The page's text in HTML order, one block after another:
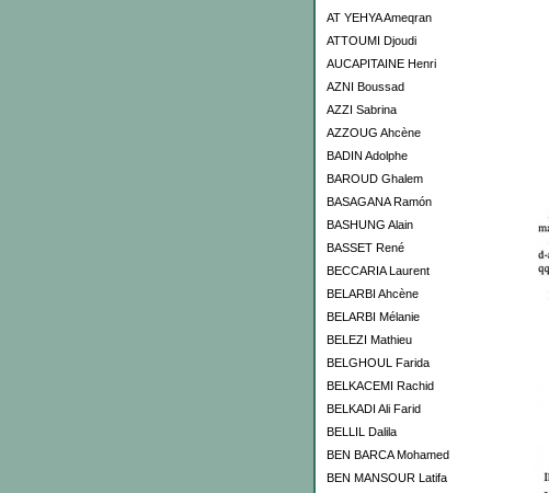
AT YEHYA Ameqran
ATTOUMI Djoudi
AUCAPITAINE Henri
AZNI Boussad
AZZI Sabrina
AZZOUG Ahcène
BADIN Adolphe
BAROUD Ghalem
BASAGANA Ramón
BASHUNG Alain
BASSET René
BECCARIA Laurent
BELARBI Ahcène
BELARBI Mélanie
BELEZI Mathieu
BELGHOUL Farida
BELKACEMI Rachid
BELKADI Ali Farid
BELLIL Dalila
BEN BARCA Mohamed
BEN MANSOUR Latifa